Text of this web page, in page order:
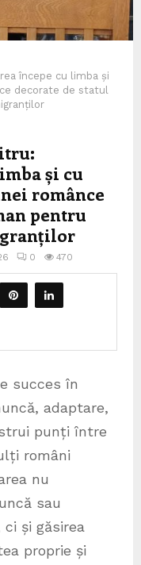
începe cu limba și
decorate de statul
și cu
românce
pentru
0 470
succes în
adaptare,
punți între
români
nu
sau
și găsirea
proprie și